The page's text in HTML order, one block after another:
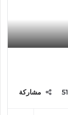
51 مشاركة